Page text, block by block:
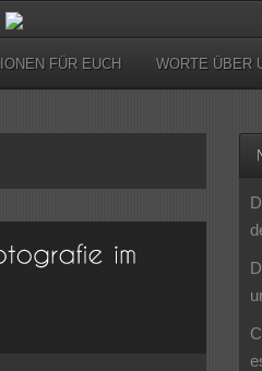
FÜR EUCH WORTE ÜBER